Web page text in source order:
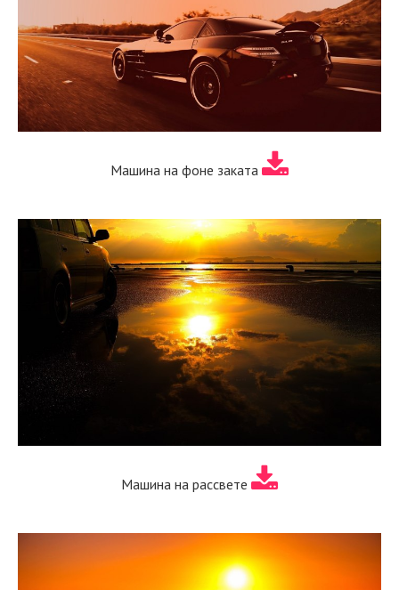
Машина на фоне заката
Машина на рассвете